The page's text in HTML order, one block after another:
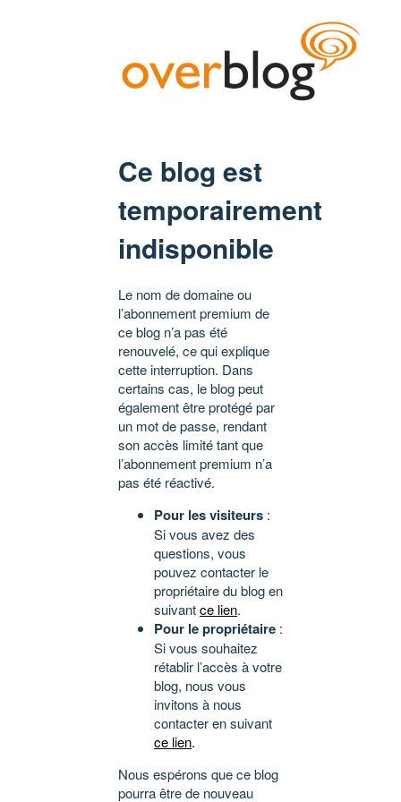
Ce blog est
temporairement
indisponible
Le nom de domaine ou
l’abonnement premium de
ce blog n’a pas été
renouvelé, ce qui explique
cette interruption. Dans
certains cas, le blog peut
également être protégé par
un mot de passe, rendant
son accès limité tant que
l’abonnement premium n’a
pas été réactivé.
Pour les visiteurs :
Si vous avez des
questions, vous
pouvez contacter le
propriétaire du blog en
suivantce lien.
Pour le propriétaire :
Si vous souhaitez
rétablir l’accès à votre
blog, nous vous
invitons à nous
contacter en suivant
ce lien.
Nous espérons que ce blog
pourra être de nouveau